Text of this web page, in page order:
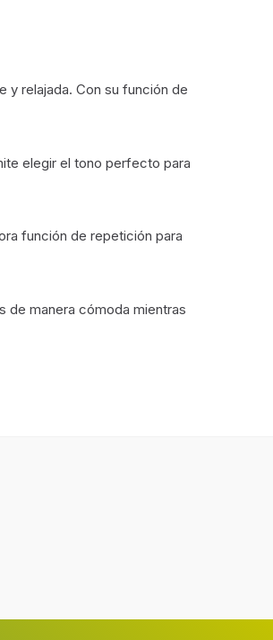
y relajada. Con su función de
elegir el tono perfecto para
función de repetición para
de manera cómoda mientras